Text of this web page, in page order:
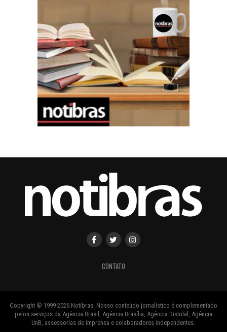
CONTATO
Copyright ® 1999-2026 Notibras. Nosso conteúdo jornalístico é complementado
pelos serviços da Agência Brasil, Agência Brasília, Agência Distrital, Agência
UnB, assessorias de imprensa e colaboradores independentes.